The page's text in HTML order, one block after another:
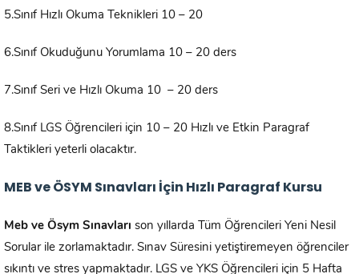
5.Sınıf Hızlı Okuma Teknikleri 10 – 20
6.Sınıf Okuduğunu Yorumlama 10 – 20 ders
7.Sınıf Seri ve Hızlı Okuma 10 – 20 ders
8.Sınıf LGS Öğrencileri için 10 – 20 Hızlı ve Etkin Paragraf
Taktikleri yeterli olacaktır.
MEB ve ÖSYM Sınavları İçin Hızlı Paragraf Kursu
Meb ve Ösym Sınavları son yıllarda Tüm Öğrencileri Yeni Nesil
Sorular ile zorlamaktadır. Sınav Süresini yetiştiremeyen öğrenciler
sıkıntı ve stres yapmaktadır. LGS ve YKS Öğrencileri için 5 Hafta